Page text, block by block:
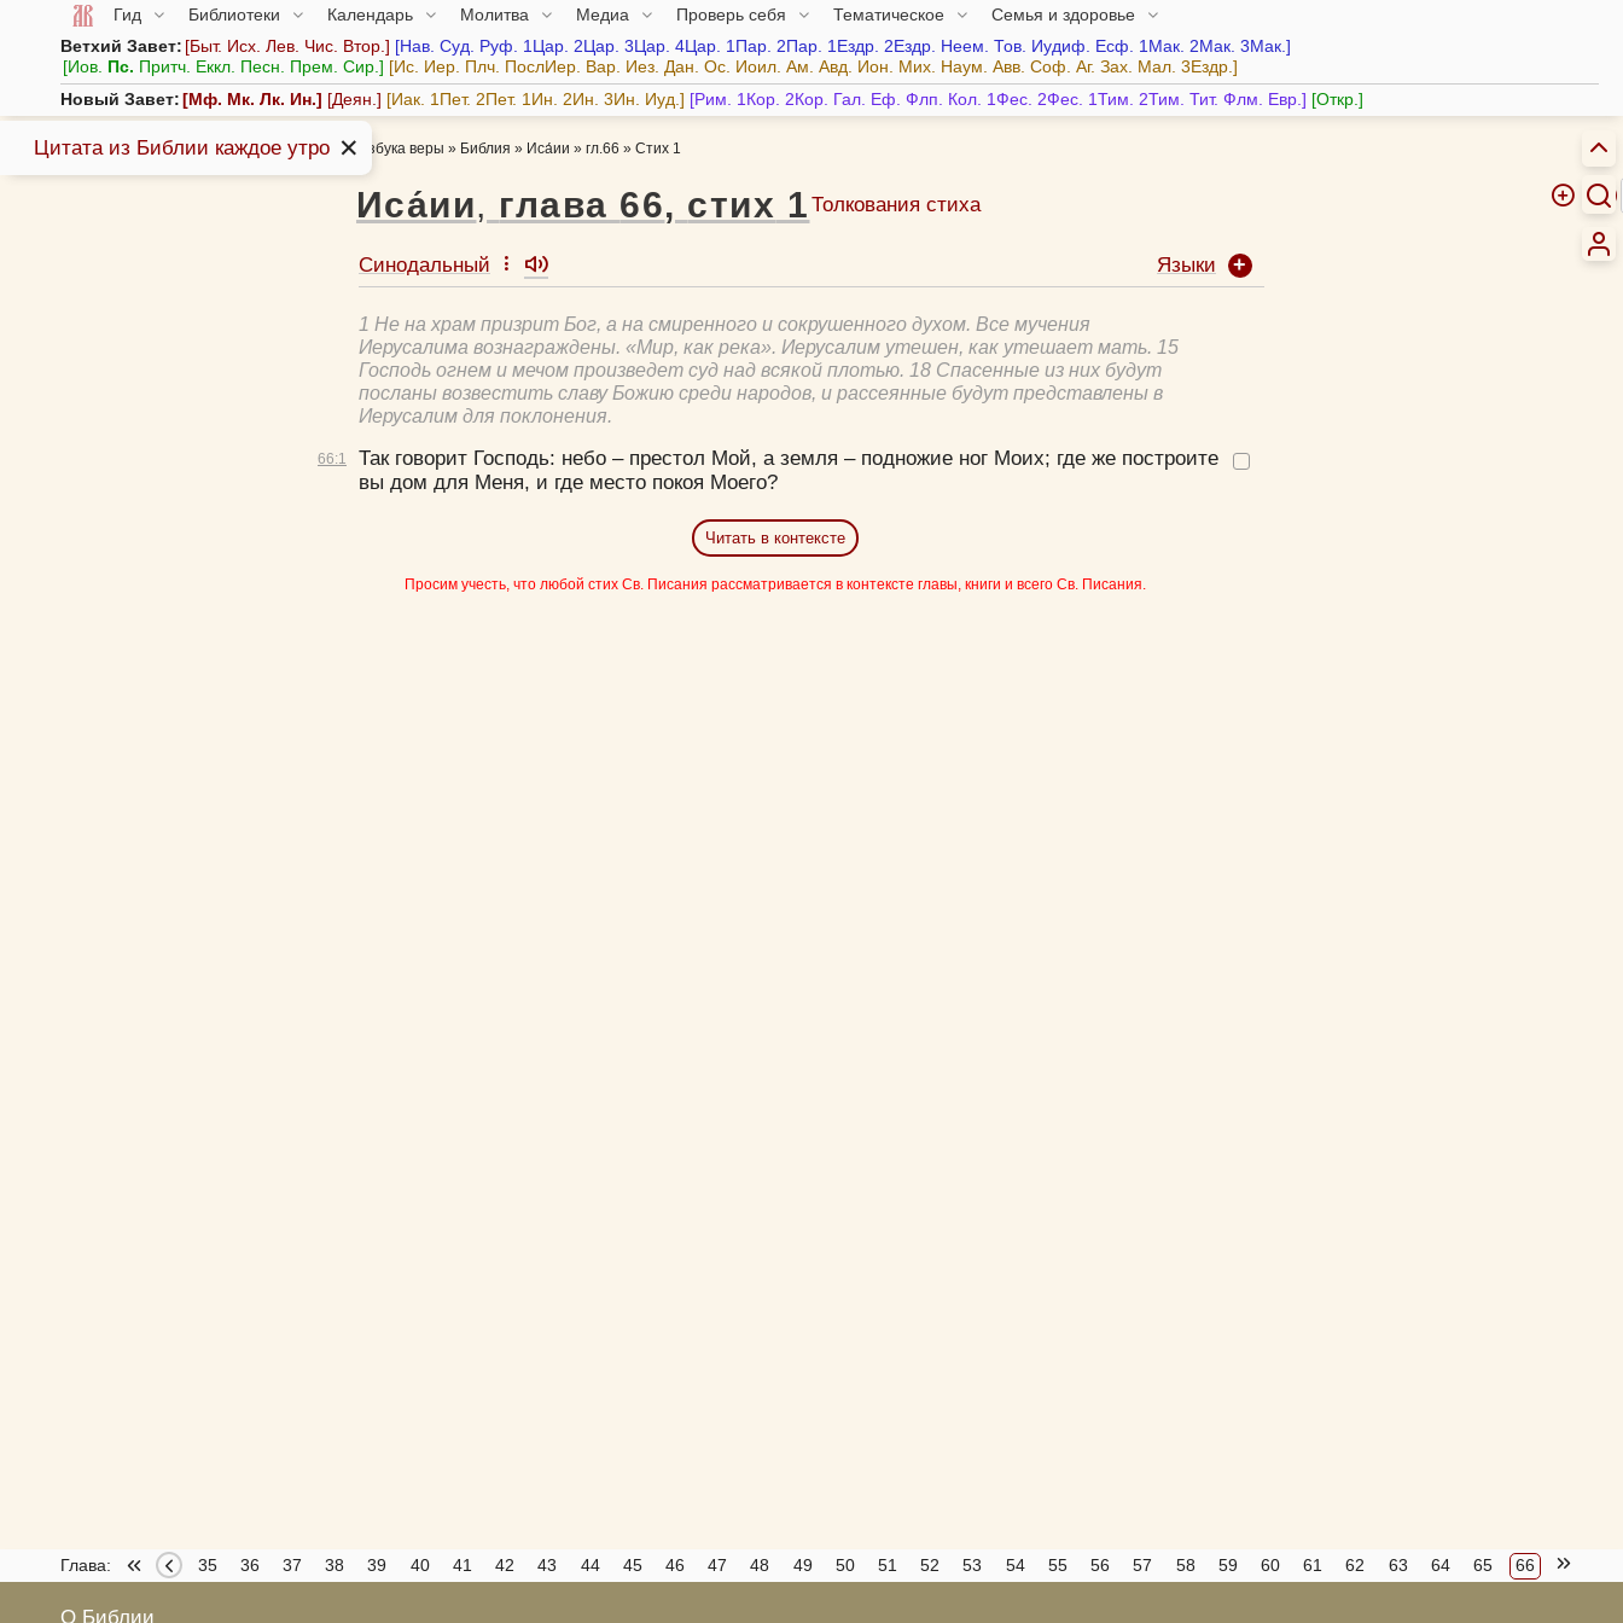
Гид Библиотеки Календарь Молитва Медиа Проверь себя Тематическое
Семья и здоровье
Ветхий Завет: Быт. Исх. Лев. Чис. Втор. Нав. Суд. Руф. 1Цар. 2Цар. 3Цар. 4Цар. 1Пар. 2Пар. 1Ездр. 2Ездр. Неем. Тов. Иудиф. Есф. 1Мак. 2Мак. 3Мак.
Иов. Пс. Притч. Еккл. Песн. Прем. Сир. Ис. Иер. Плч. ПослИер. Вар. Иез. Дан. Ос. Иоил. Ам. Авд. Ион. Мих. Наум. Авв. Соф. Аг. Зах. Мал. 3Ездр.
Новый Завет: Мф. Мк. Лк. Ин. Деян. Иак. 1Пет. 2Пет. 1Ин. 2Ин. 3Ин. Иуд. Рим. 1Кор. 2Кор. Гал. Еф. Флп. Кол. 1Фес. 2Фес. 1Тим. 2Тим. Тит. Флм. Евр. Откр.
Азбука веры » Библия » Иса́ии » гл.66 » Стих 1
Иса́ии, глава 66, стих 1 Толкования стиха
66:1
Синодальный Языки
1 Не на храм призрит Бог, а на смиренного и сокрушенного духом. Все мучения
Иерусалима вознаграждены. «Мир, как река». Иерусалим утешен, как утешает мать. 15
Господь огнем и мечом произведет суд над всякой плотью. 18 Спасенные из них будут
посланы возвестить славу Божию среди народов, и рассеянные будут представлены в
Иерусалим для поклонения.
Так говорит Господь: небо – престол Мой, а земля – подножие ног Моих; где же построите
вы дом для Меня, и где место покоя Моего?
Читать в контексте
Просим учесть, что любой стих Св. Писания рассматривается в контексте главы, книги и всего Св. Писания.
Глава:
32 33 34 35 36 37 38 39 40 41 42 43 44 45 46 47 48 49 50 51 52 53 54 55 56 57 58 59 60 61 62 63 64 65 66
О Библии
Цитата из Библии каждое утро ✕